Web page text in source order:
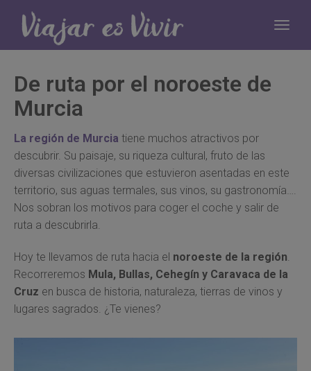
De ruta por el noroeste de
Murcia
La región de Murcia tiene muchos atractivos por
descubrir. Su paisaje, su riqueza cultural, fruto de las
diversas civilizaciones que estuvieron asentadas en este
territorio, sus aguas termales, sus vinos, su gastronomía….
Nos sobran los motivos para coger el coche y salir de
ruta a descubrirla.
Hoy te llevamos de ruta hacia el noroeste de la región
Recorreremos Mula, Bullas, Cehegín y Caravaca de la
Cruz en busca de historia, naturaleza, tierras de vinos y
lugares sagrados. ¿Te vienes?